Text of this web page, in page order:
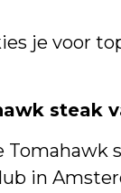
je voor
steak
in